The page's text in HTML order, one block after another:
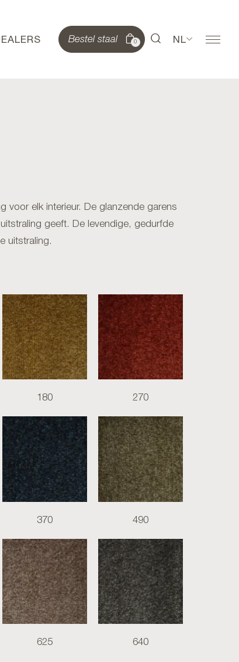
Bestel staal 0 NL
voor elk interieur. De glanzende garens
geeft. De levendige, gedurfde
uitstraling.
180 270
370 490
625 640